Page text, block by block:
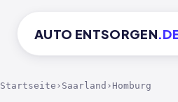
AUTO ENTSORGEN
Startseite › Saarland › Homburg